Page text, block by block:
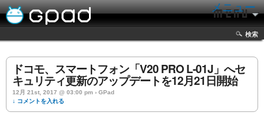
メニュー
検索
ドコモ、スマートフォン「V20 PRO L-01J」へセ
キュリティ更新のアップデートを12月21日開始
12月 21st, 2017 @ 03:00 pm › GPad
↓ コメントを入れる